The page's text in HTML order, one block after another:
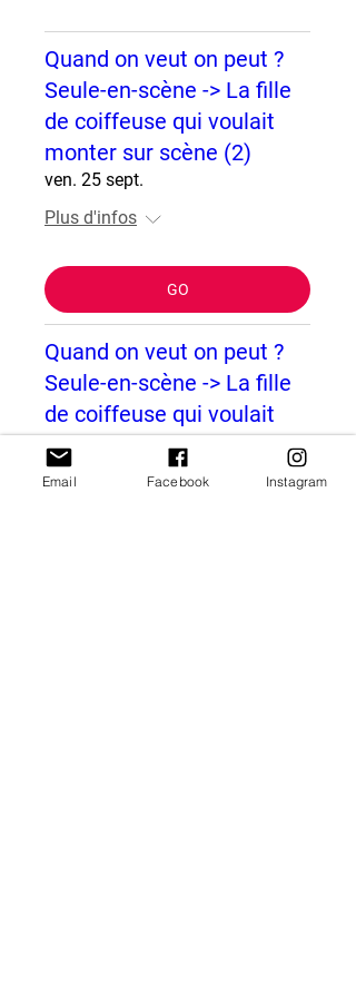
Quand on veut on peut ?
Seule-en-scène -> La fille
de coiffeuse qui voulait
monter sur scène (2)
ven. 25 sept.
Plus d'infos
GO
Quand on veut on peut ?
Seule-en-scène -> La fille
de coiffeuse qui voulait
monter sur scène
mer. 30 sept.
Email Facebook Instagram